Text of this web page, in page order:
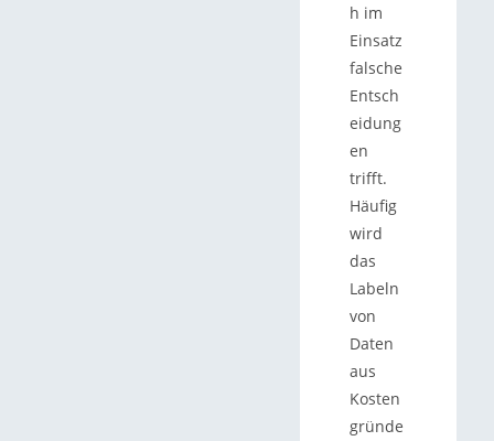
h im
Einsatz
falsche
Entsch
eidung
en
trifft.
Häufig
wird
das
Labeln
von
Daten
aus
Kosten
gründe